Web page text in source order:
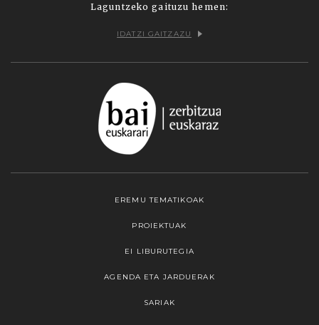
Laguntzeko gaituzu hemen:
IDATZI GAITZAZU
EREMU TEMATIKOAK
PROIEKTUAK
EI LIBURUTEGIA
AGENDA ETA JARDUERAK
SARIAK